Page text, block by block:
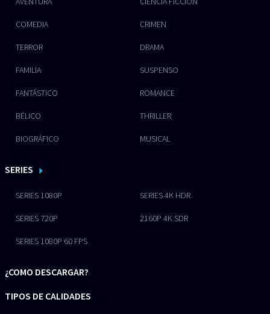
COMEDIA CRIMEN
TERROR DRAMA
FAMILIA SUSPENSO
FANTÁSTICO ROMANCE
BÉLICO THRILLER
BIOGRÁFICO MUSICAL
SERIES
SERIES 1080P SERIES 4K HDR
SERIES 720P 2160P 4K SDR
SERIES 1080P 60 FPS
¿COMO DESCARGAR?
TIPOS DE CALIDADES